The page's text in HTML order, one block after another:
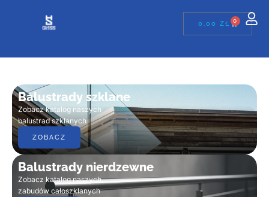
0,00ZŁ 0
Balustrady szklane
Zobacz katalog naszych
balustrad szklanych
ZOBACZ
Balustrady nierdzewne
Zobacz katalog naszych
zabudów całoszklanych